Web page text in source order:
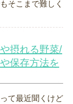
そこまで難しく
摂れる野菜/
保存方法を
て最近聞くけど